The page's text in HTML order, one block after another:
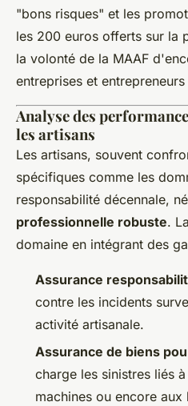
"bons risques" et les
les 200 euros offerts sur la
la volonté de la MAAF
entreprises et
Analyse des
les artisans
Les artisans, souvent
spécifiques comme les
responsabilité décennale,
professionnelle robuste.
domaine en intégrant des
Assurance
contre les incidents
activité artisanale.
Assurance de biens
charge les sinistres liés
machines ou encore aux